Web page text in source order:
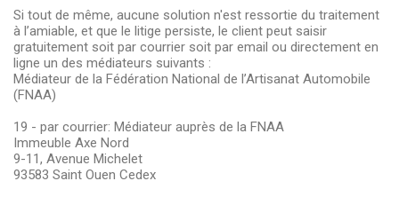
Si tout de même, aucune solution n'est ressortie du traitement
à l’amiable, et que le litige persiste, le client peut saisir
gratuitement soit par courrier soit par email ou directement en
ligne un des médiateurs suivants :
Médiateur de la Fédération National de l’Artisanat Automobile
(FNAA)
19 - par courrier: Médiateur auprès de la FNAA
Immeuble Axe Nord
9-11, Avenue Michelet
93583 Saint Ouen Cedex